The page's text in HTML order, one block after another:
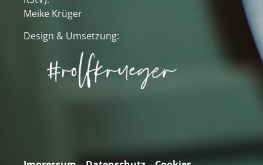
Meike Krüger
Design & Umsetzung: